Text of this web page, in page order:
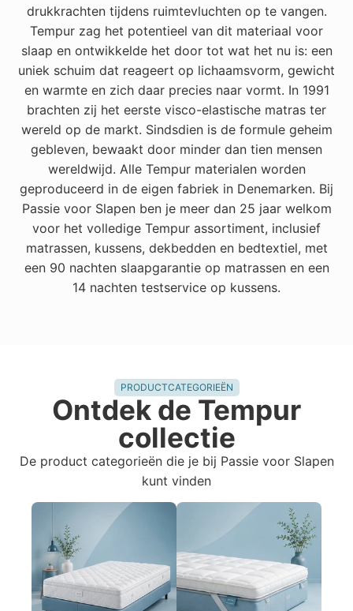
drukkrachten tijdens ruimtevluchten op te vangen.
Tempur zag het potentieel van dit materiaal voor
slaap en ontwikkelde het door tot wat het nu is: een
uniek schuim dat reageert op lichaamsvorm, gewicht
en warmte en zich daar precies naar vormt. In 1991
brachten zij het eerste visco-elastische matras ter
wereld op de markt. Sindsdien is de formule geheim
gebleven, bewaakt door minder dan tien mensen
wereldwijd. Alle Tempur materialen worden
geproduceerd in de eigen fabriek in Denemarken. Bij
Passie voor Slapen ben je meer dan 25 jaar welkom
voor het volledige Tempur assortiment, inclusief
matrassen, kussens, dekbedden en bedtextiel, met
een 90 nachten slaapgarantie op matrassen en een
14 nachten testservice op kussens.
PRODUCTCATEGORIEËN
Ontdek de Tempur
collectie
De product categorieën die je bij Passie voor Slapen
kunt vinden